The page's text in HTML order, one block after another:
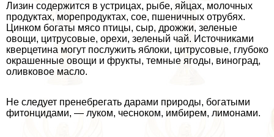
Лизин содержится в устрицах, рыбе, яйцах, молочных
продуктах, морепродуктах, сое, пшеничных отрубях.
Цинком богаты мясо птицы, сыр, дрожжи, зеленые
овощи, цитрусовые, орехи, зеленый чай. Источниками
кверцетина могут послужить яблоки, цитрусовые, глубоко
окрашенные овощи и фрукты, темные ягоды, виноград,
оливковое масло.
Не следует пренебрегать дарами природы, богатыми
фитонцидами, — луком, чесноком, имбирем, лимонами.